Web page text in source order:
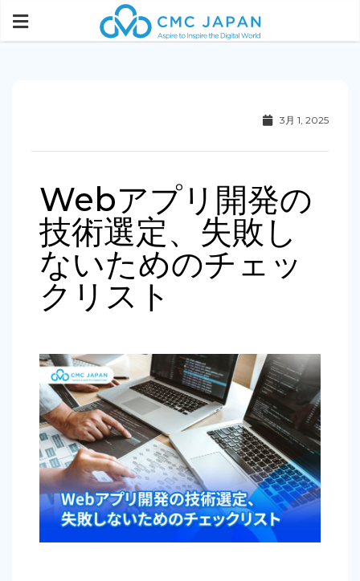
3月 1, 2025
Webアプリ開発の
技術選定、失敗し
ないためのチェッ
クリスト